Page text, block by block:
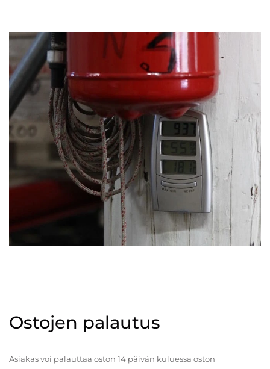
Ostojen palautus
Asiakas voi palauttaa oston 14 päivän kuluessa oston